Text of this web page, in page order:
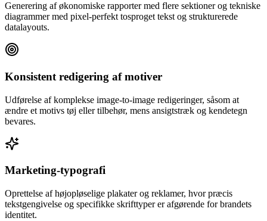
Generering af økonomiske rapporter med flere sektioner og tekniske
diagrammer med pixel-perfekt tosproget tekst og strukturerede
datalayouts.
Konsistent redigering af motiver
Udførelse af komplekse image-to-image redigeringer, såsom at
ændre et motivs tøj eller tilbehør, mens ansigtstræk og kendetegn
bevares.
Marketing-typografi
Oprettelse af højopløselige plakater og reklamer, hvor præcis
tekstgengivelse og specifikke skrifttyper er afgørende for brandets
identitet.